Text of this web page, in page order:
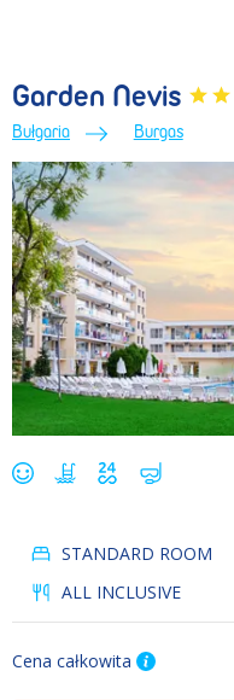
Garden Nevis
Bułgaria Burgas
STANDARD ROOM
ALL INCLUSIVE
Cena całkowita